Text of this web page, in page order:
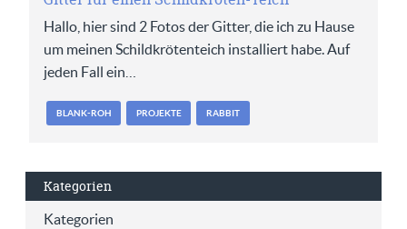
Hallo, hier sind 2 Fotos der Gitter, die ich zu Hause
um meinen Schildkrötenteich installiert habe. Auf
jeden Fall ein…
BLANK-ROH PROJEKTE RABBIT
Kategorien
Kategorien